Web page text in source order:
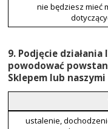
nie będziesz mieć
9. Podjęcie
powodować
Sklepem lub naszymi
ustalenie,